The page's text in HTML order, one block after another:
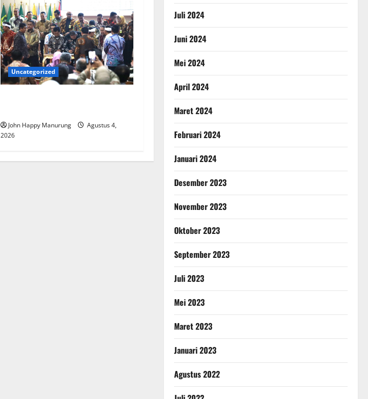
Uncategorized
John Happy Manurung
Agustus 4,
2026
Juli 2024
Juni 2024
Mei 2024
April 2024
Maret 2024
Februari 2024
Januari 2024
Desember 2023
November 2023
Oktober 2023
September 2023
Juli 2023
Mei 2023
Maret 2023
Januari 2023
Agustus 2022